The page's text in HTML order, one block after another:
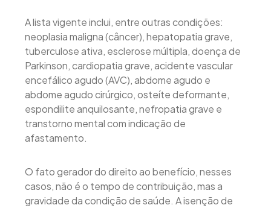
A lista vigente inclui, entre outras condições:
neoplasia maligna (câncer), hepatopatia grave,
tuberculose ativa, esclerose múltipla, doença de
Parkinson, cardiopatia grave, acidente vascular
encefálico agudo (AVC), abdome agudo e
abdome agudo cirúrgico, osteíte deformante,
espondilite anquilosante, nefropatia grave e
transtorno mental com indicação de
afastamento.
O fato gerador do direito ao benefício, nesses
casos, não é o tempo de contribuição, mas a
gravidade da condição de saúde. A isenção de